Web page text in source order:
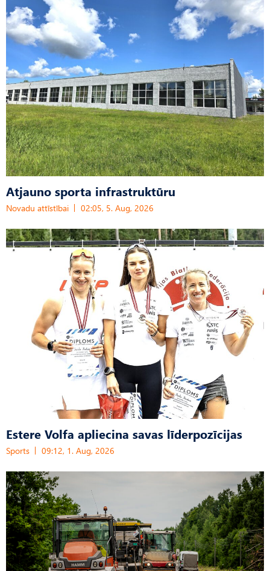
Atjauno sporta infrastruktūru
Novadu attīstībai 02:05, 5. Aug, 2026
Estere Volfa apliecina savas līderpozīcijas
Sports 09:12, 1. Aug, 2026